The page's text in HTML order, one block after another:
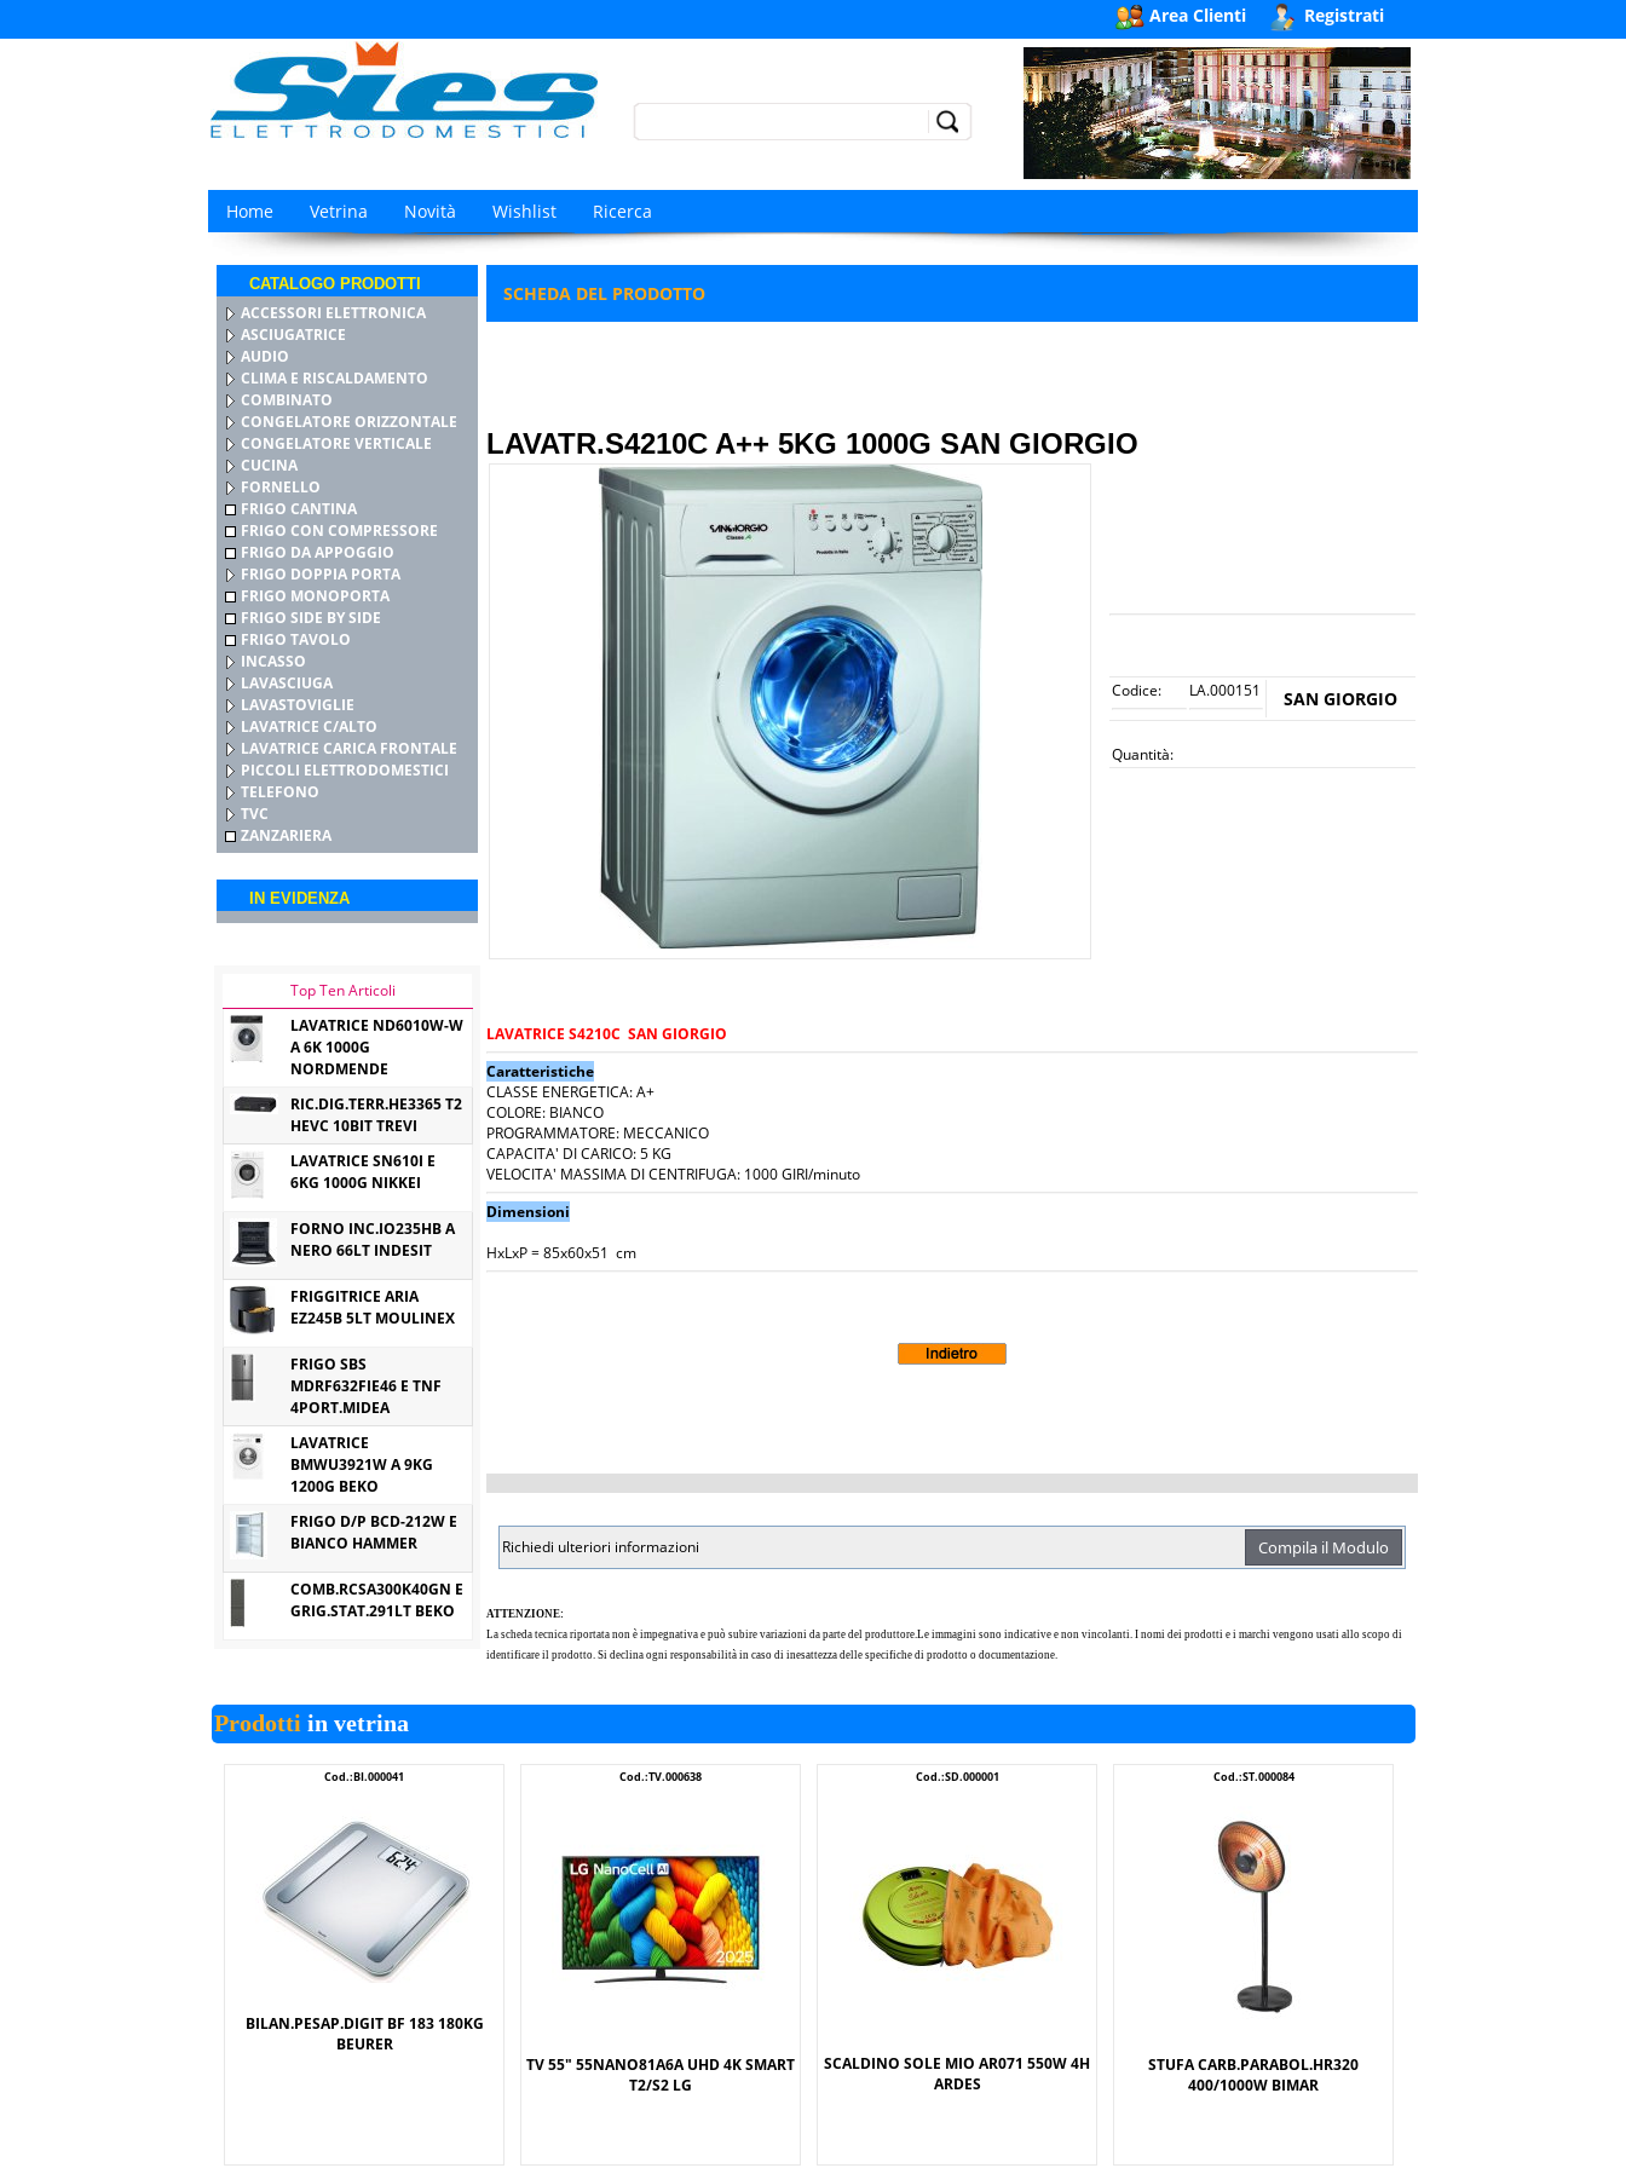
Area Clienti Registrati
Home Vetrina Novità Wishlist Ricerca
CATALOGO PRODOTTI
ACCESSORI ELETTRONICA
ASCIUGATRICE
AUDIO
CLIMA E RISCALDAMENTO
COMBINATO
CONGELATORE ORIZZONTALE
CONGELATORE VERTICALE
CUCINA
FORNELLO
FRIGO CANTINA
FRIGO CON COMPRESSORE
FRIGO DA APPOGGIO
FRIGO DOPPIA PORTA
FRIGO MONOPORTA
FRIGO SIDE BY SIDE
FRIGO TAVOLO
INCASSO
LAVASCIUGA
LAVASTOVIGLIE
LAVATRICE C/ALTO
LAVATRICE CARICA FRONTALE
PICCOLI ELETTRODOMESTICI
TELEFONO
TVC
ZANZARIERA
IN EVIDENZA
Top Ten Articoli
LAVATRICE ND6010W-W
A 6K 1000G
NORDMENDE
RIC.DIG.TERR.HE3365 T2
HEVC 10BIT TREVI
LAVATRICE SN610I E
6KG 1000G NIKKEI
FORNO INC.IO235HB A
NERO 66LT INDESIT
FRIGGITRICE ARIA
EZ245B 5LT MOULINEX
FRIGO SBS
MDRF632FIE46 E TNF
4PORT.MIDEA
LAVATRICE
BMWU3921W A 9KG
1200G BEKO
FRIGO D/P BCD-212W E
BIANCO HAMMER
COMB.RCSA300K40GN E
GRIG.STAT.291LT BEKO
SCHEDA DEL PRODOTTO
LAVATR.S4210C A++ 5KG 1000G SAN GIORGIO
Codice: LA.000151 SAN GIORGIO
Quantità:
LAVATRICE S4210C SAN GIORGIO
Caratteristiche
CLASSE ENERGETICA: A+
COLORE: BIANCO
PROGRAMMATORE: MECCANICO
CAPACITA' DI CARICO: 5 KG
VELOCITA' MASSIMA DI CENTRIFUGA: 1000 GIRI/minuto
Dimensioni
HxLxP = 85x60x51 cm
Richiedi ulteriori informazioni
ATTENZIONE:
La scheda tecnica riportata non è impegnativa e può subire variazioni da parte del produttore.Le immagini sono indicative e non vincolanti. I nomi dei prodotti e i marchi vengono usati allo scopo di
identificare il prodotto. Si declina ogni responsabilità in caso di inesattezza delle specifiche di prodotto o documentazione.
Prodotti in vetrina
Cod.:BI.000041
BILAN.PESAP.DIGIT BF 183 180KG
BEURER
Cod.:TV.000638
TV 55" 55NANO81A6A UHD 4K SMART
T2/S2 LG
Cod.:SD.000001
SCALDINO SOLE MIO AR071 550W 4H
ARDES
Cod.:ST.000084
STUFA CARB.PARABOL.HR320
400/1000W BIMAR